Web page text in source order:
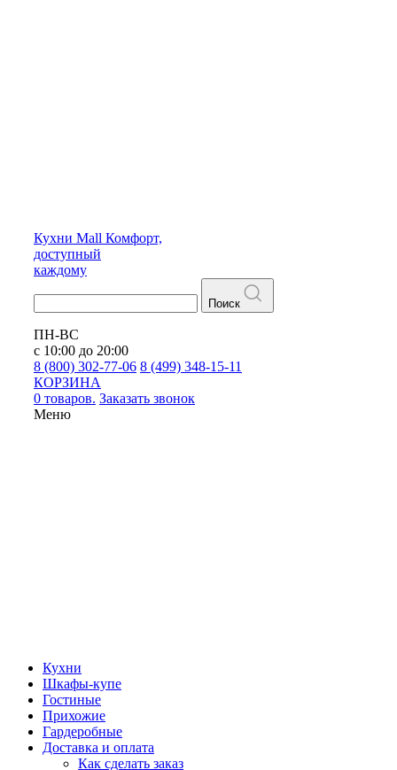
Кухни Mall Комфорт,
доступный
каждому
Поиск
ПН-ВС
с 10:00 до 20:00
8 (800) 302-77-06 8 (499) 348-15-11
КОРЗИНА
0 товаров. Заказать звонок
Меню
Кухни
Шкафы-купе
Гостиные
Прихожие
Гардеробные
Доставка и оплата
Как сделать заказ